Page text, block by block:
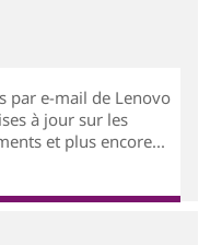
par e-mail de Lenovo
à jour sur les
et plus encore...